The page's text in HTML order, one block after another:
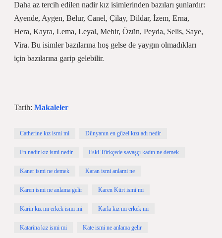
Daha az tercih edilen nadir kız isimlerinden bazıları şunlardır:
Ayende, Aygen, Belur, Canel, Çilay, Dildar, İzem, Erna,
Hera, Kayra, Lema, Leyal, Mehir, Özün, Peyda, Selis, Saye,
Vira. Bu isimler bazılarına hoş gelse de yaygın olmadıkları
için bazılarına garip gelebilir.
Tarih: Makaleler
Catherine kız ismi mi Dünyanın en güzel kızı adı nedir
En nadir kız ismi nedir Eski Türkçede savaşçı kadın ne demek
Kaner ismi ne demek Karan ismi anlami ne
Karen ismi ne anlama gelir Karen Kürt ismi mi
Karin kız mı erkek ismi mi Karla kız mı erkek mi
Katarina kız ismi mi Kate ismi ne anlama gelir